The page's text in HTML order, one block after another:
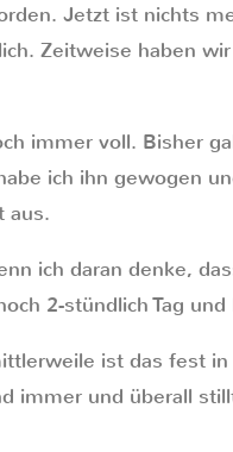
Jetzt ist nichts
Zeitweise haben
immer voll. Bisher
ich ihn gewogen
aus.
ich daran denke,
2-stündlich Tag und
ist das fest in
immer und überall
Milchstau
Was